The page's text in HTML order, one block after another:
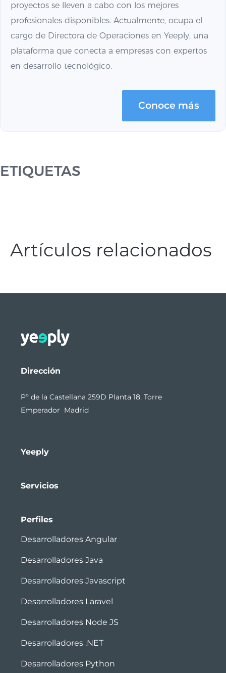
proyectos se lleven a cabo con los mejores
profesionales disponibles. Actualmente, ocupa el
cargo de Directora de Operaciones en Yeeply, una
plataforma que conecta a empresas con expertos
en desarrollo tecnológico.
Conoce más
ETIQUETAS
Artículos relacionados
Dirección
Pº de la Castellana 259D Planta 18, Torre
Emperador Madrid
Yeeply
Servicios
Perfiles
Desarrolladores Angular
Desarrolladores Java
Desarrolladores Javascript
Desarrolladores Laravel
Desarrolladores Node JS
Desarrolladores .NET
Desarrolladores Python